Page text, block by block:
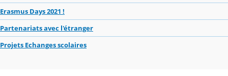
Erasmus Days 2021 !
Partenariats avec l'étranger
Projets Echanges scolaires